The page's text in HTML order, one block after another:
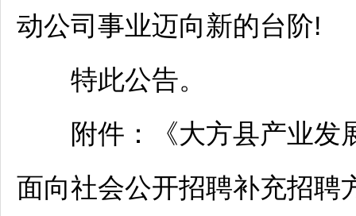
动公司事业迈向新的台阶!
特此公告。
附件：《大方县产业发
面向社会公开招聘补充招聘